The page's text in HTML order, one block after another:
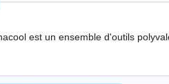
est un ensemble d'outils